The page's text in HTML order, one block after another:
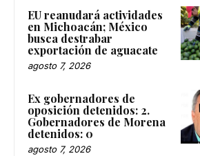
EU reanudará actividades
en Michoacán; México
busca destrabar
exportación de aguacate
agosto 7, 2026
Ex gobernadores de
oposición detenidos: 2.
Gobernadores de Morena
detenidos: 0
agosto 7, 2026